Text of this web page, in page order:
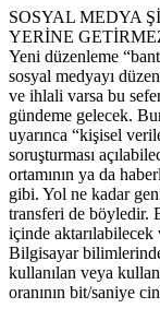
SOSYAL MEDYA
YERİNE
Yeni düzenleme
sosyal medyayı
ve ihlali varsa bu
gündeme gelecek.
uyarınca “kişisel
soruşturması
ortamının ya da
gibi. Yol ne kadar
transferi de böyledir.
içinde aktarılabilecek
Bilgisayar
kullanılan veya
oranının bit/saniye